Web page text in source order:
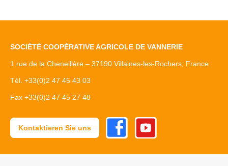
SOCIÉTÉ COOPÉRATIVE AGRICOLE DE VANNERIE
1 rue de la Cheneillère – 37190 Villaines-les-Rochers, France
Tél. +33(0)2 47 45 43 03
Fax +33(0)2 47 45 27 48
Kontaktieren Sie uns
FacebookYoutube